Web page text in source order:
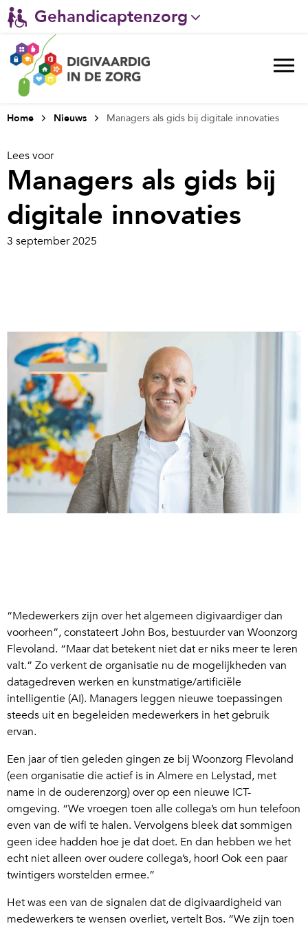
Gehandicaptenzorg
Verpleeghuiszorg & Zorg thuis
Ggz
Ziekenhuizen
Huisartsenzorg
Welzijn / sociaal werk
Home Nieuws Managers als gids bij digitale innovaties
Lees voor
Managers als gids bij
digitale innovaties
3 september 2025
“Medewerkers zijn over het algemeen digivaardiger dan
voorheen”, constateert John Bos, bestuurder van Woonzorg
Flevoland. “Maar dat betekent niet dat er niks meer te leren
valt.” Zo verkent de organisatie nu de mogelijkheden van
datagedreven werken en kunstmatige/artificiële
intelligentie (AI). Managers leggen nieuwe toepassingen
steeds uit en begeleiden medewerkers in het gebruik
ervan.
Een jaar of tien geleden gingen ze bij Woonzorg Flevoland
(een organisatie die actief is in Almere en Lelystad, met
name in de ouderenzorg) over op een nieuwe ICT-
omgeving. “We vroegen toen alle collega’s om hun telefoon
even van de wifi te halen. Vervolgens bleek dat sommigen
geen idee hadden hoe je dat doet. En dan hebben we het
echt niet alleen over oudere collega’s, hoor! Ook een paar
twintigers worstelden ermee.”
Het was een van de signalen dat de digivaardigheid van
medewerkers te wensen overliet, vertelt Bos. “We zijn toen